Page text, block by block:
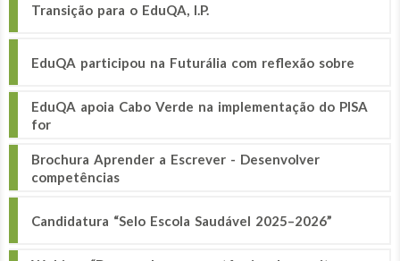
Transição para o EduQA, I.P.
EduQA participou na Futurália com reflexão sobre
EduQA apoia Cabo Verde na implementação do PISA
for
Brochura Aprender a Escrever - Desenvolver
competências
Candidatura “Selo Escola Saudável 2025–2026”